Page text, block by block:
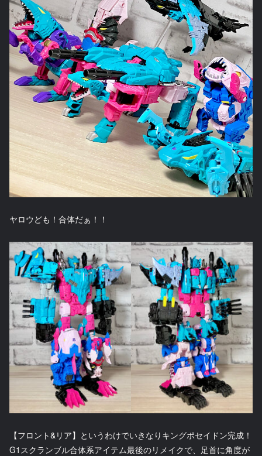
ヤロウども！合体だぁ！！
【フロント&リア】というわけでいきなりキングポセイドン完成！
G1スクランブル合体系アイテム最後のリメイクで、足首に角度が